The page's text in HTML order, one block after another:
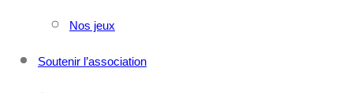
Nos jeux
Soutenir l’association